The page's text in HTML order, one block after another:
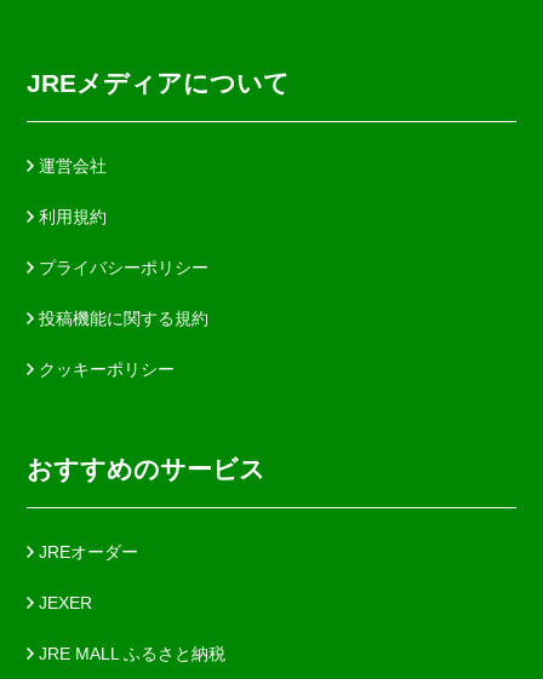
JREメディアについて
運営会社
利用規約
プライバシーポリシー
投稿機能に関する規約
クッキーポリシー
おすすめのサービス
JREオーダー
JEXER
JRE MALL ふるさと納税